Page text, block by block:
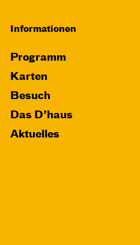
Informationen
Programm
Karten
Besuch
Das D’haus
Aktuelles